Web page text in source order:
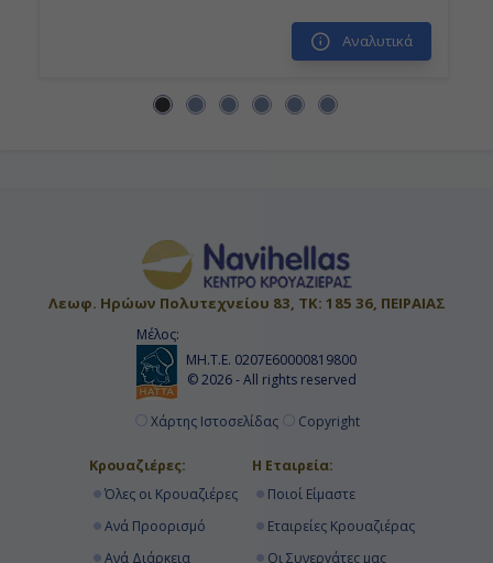
Αναλυτικά
Λεωφ. Ηρώων Πολυτεχνείου 83, ΤΚ: 185 36, ΠΕΙΡΑΙΑΣ
Μέλος:
ΜΗ.Τ.Ε. 0207Ε60000819800
© 2026 - All rights reserved
Χάρτης Ιστοσελίδας Copyright
Κρουαζιέρες:
Όλες οι Κρουαζιέρες
Ανά Προορισμό
Ανά Διάρκεια
Η Εταιρεία:
Ποιοί Είμαστε
Εταιρείες Κρουαζιέρας
Οι Συνεργάτες μας